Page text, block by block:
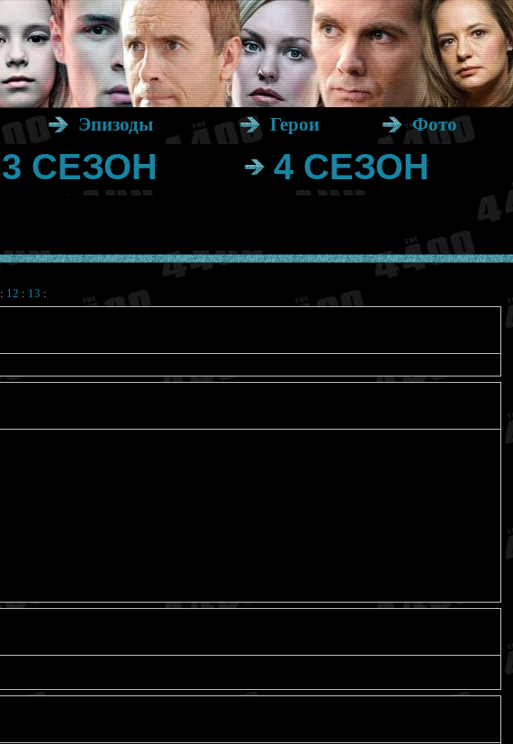
Эпизоды Герои Фото
3 СЕЗОН 4 СЕЗОН
: 12 : 13 :